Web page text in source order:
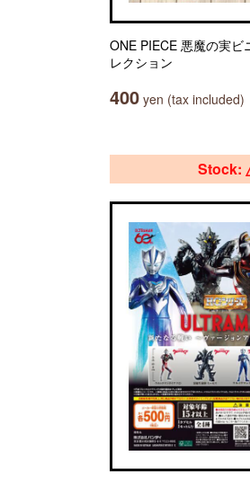
ONE PIECE 悪魔の実ビ
レクション
400 yen (tax included)
Stock: